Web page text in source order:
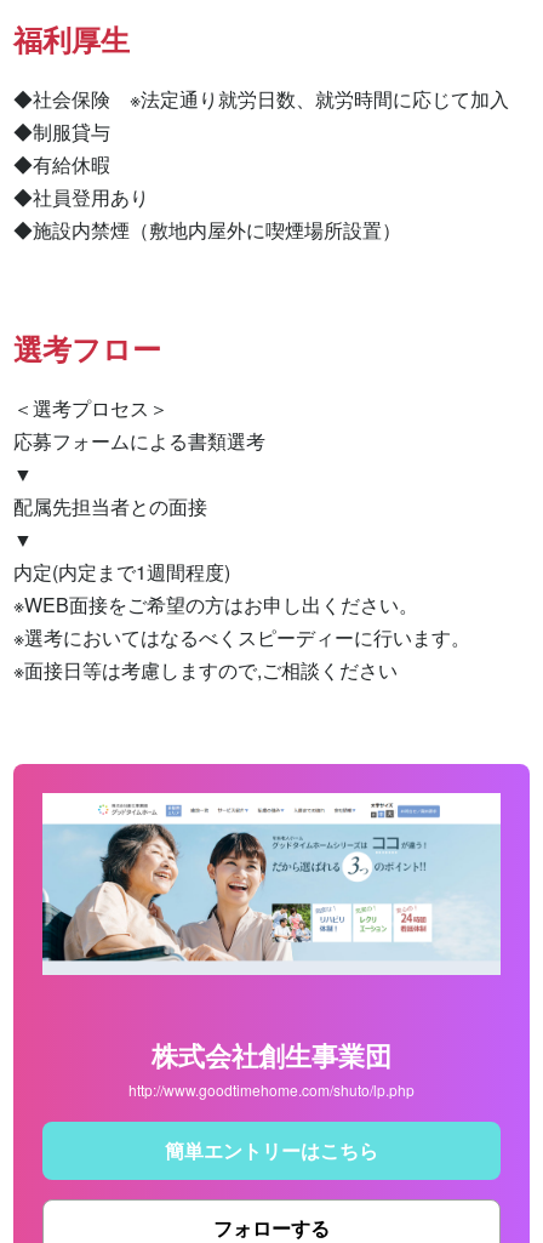
福利厚生
◆社会保険　※法定通り就労日数、就労時間に応じて加入
◆制服貸与
◆有給休暇
◆社員登用あり
◆施設内禁煙（敷地内屋外に喫煙場所設置）
選考フロー
＜選考プロセス＞
応募フォームによる書類選考
▼
配属先担当者との面接
▼
内定(内定まで1週間程度)
※WEB面接をご希望の方はお申し出ください。
※選考においてはなるべくスピーディーに行います。
※面接日等は考慮しますので,ご相談ください
株式会社創生事業団
http://www.goodtimehome.com/shuto/lp.php
簡単エントリーはこちら
フォローする